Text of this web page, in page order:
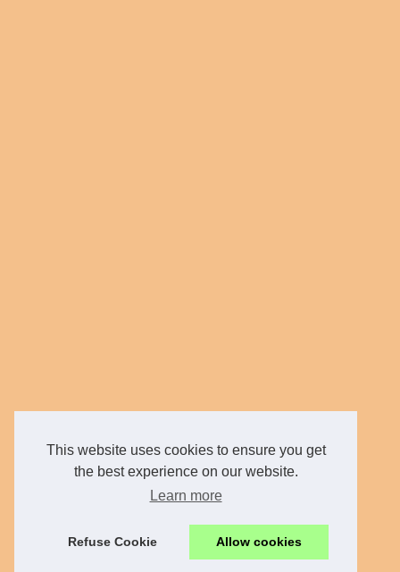
This website uses cookies to ensure you get
the best experience on our website.
Learn more
Refuse Cookie Allow cookies